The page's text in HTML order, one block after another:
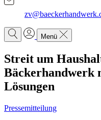
Menü
Streit um
Bäckerhandwerk
Lösungen
Pressemitteilung